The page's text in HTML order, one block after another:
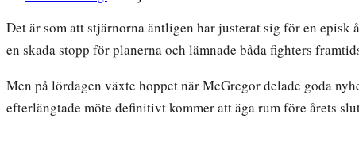
Det är som att stjärnorna äntligen har justerat sig för en episk
en skada stopp för planerna och lämnade båda fighters
Men på lördagen växte hoppet när McGregor delade goda
efterlängtade möte definitivt kommer att äga rum före årets